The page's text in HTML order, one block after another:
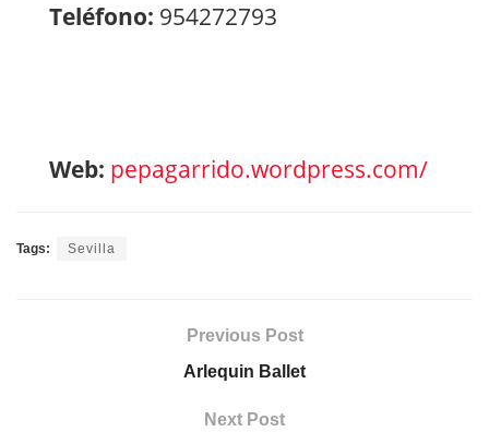
Teléfono: 954272793
Web: pepagarrido.wordpress.com/
Tags: Sevilla
Previous Post
Arlequin Ballet
Next Post